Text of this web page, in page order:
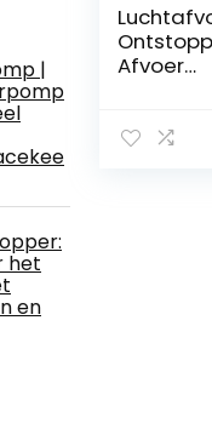
|
het
en
Afvoer
Rvs Hoge